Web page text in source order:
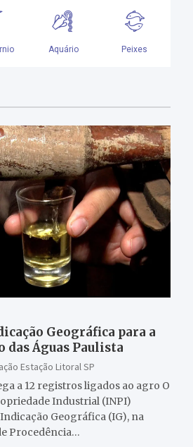
Geográfica para a
das Águas Paulista
Estação Litoral SP
a 12 registros ligados ao agro O
Industrial (INPI)
Geográfica (IG), na
Procedência…